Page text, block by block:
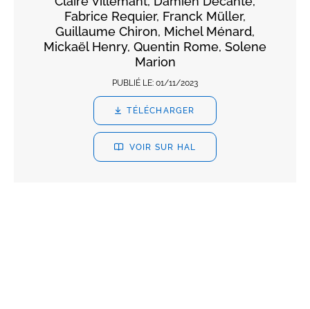
Fabrice Requier, Franck Müller,
Guillaume Chiron, Michel Ménard,
Mickaël Henry, Quentin Rome, Solene
Marion
PUBLIÉ LE: 01/11/2023
TÉLÉCHARGER
VOIR SUR HAL